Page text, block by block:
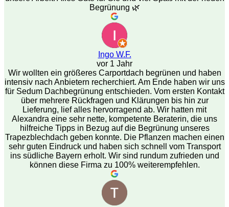
Begrünung 🌿
Ingo W.F.
vor 1 Jahr
Wir wollten ein größeres Carportdach begrünen und haben
intensiv nach Anbietern recherchiert. Am Ende haben wir uns
für Sedum Dachbegrünung entschieden. Vom ersten Kontakt
über mehrere Rückfragen und Klärungen bis hin zur
Lieferung, lief alles hervorragend ab. Wir hatten mit
Alexandra eine sehr nette, kompetente Beraterin, die uns
hilfreiche Tipps in Bezug auf die Begrünung unseres
Trapezblechdach geben konnte. Die Pflanzen machen einen
sehr guten Eindruck und haben sich schnell vom Transport
ins südliche Bayern erholt. Wir sind rundum zufrieden und
können diese Firma zu 100% weiterempfehlen.